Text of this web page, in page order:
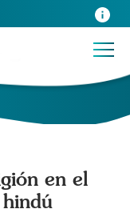
en el